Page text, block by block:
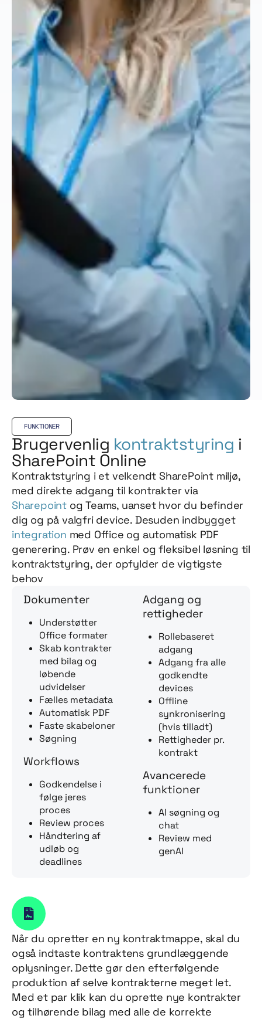
FUNKTIONER
Brugervenlig kontraktstyring i
SharePoint Online
Kontraktstyring i et velkendt SharePoint miljø,
med direkte adgang til kontrakter via
Sharepoint og Teams, uanset hvor du befinder
dig og på valgfri device. Desuden indbygget
integration med Office og automatisk PDF
generering. Prøv en enkel og fleksibel løsning til
kontraktstyring, der opfylder de vigtigste
behov
Dokumenter
Understøtter
Office formater
Skab kontrakter
med bilag og
løbende
udvidelser
Fælles metadata
Automatisk PDF
Faste skabeloner
Søgning
Workflows
Godkendelse i
følge jeres
proces
Review proces
Håndtering af
udløb og
deadlines
Adgang og
rettigheder
Rollebaseret
adgang
Adgang fra alle
godkendte
devices
Offline
synkronisering
(hvis tilladt)
Rettigheder pr.
kontrakt
Avancerede
funktioner
AI søgning og
chat
Review med
genAI
Når du opretter en ny kontraktmappe, skal du
også indtaste kontraktens grundlæggende
oplysninger. Dette gør den efterfølgende
produktion af selve kontrakterne meget let.
Med et par klik kan du oprette nye kontrakter
og tilhørende bilag med alle de korrekte